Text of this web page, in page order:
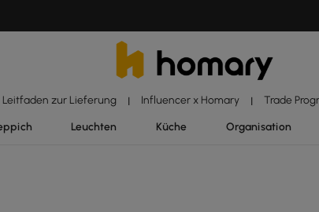
Leitfaden zur Lieferung | Influencer x Homary | Trade
Leuchten Küche Organisation